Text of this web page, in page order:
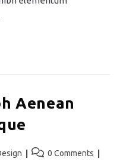
Aenean
0 Comments